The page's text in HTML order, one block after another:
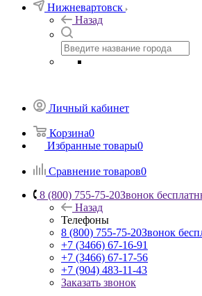
Нижневартовск
Назад
Личный кабинет
Корзина0
Избранные товары0
Сравнение товаров0
8 (800) 755-75-20Звонок
Назад
Телефоны
8 (800) 755-75-20Звонок
+7 (3466) 67-16-91
+7 (3466) 67-17-56
+7 (904) 483-11-43
Заказать звонок